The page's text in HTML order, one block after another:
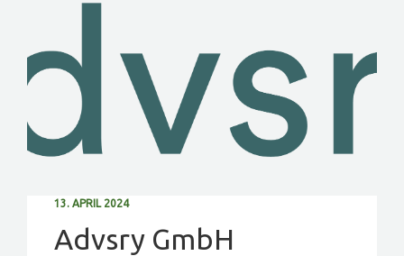
13. APRIL 2024
Advsry GmbH